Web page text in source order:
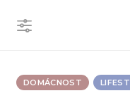
DOMÁCNOST